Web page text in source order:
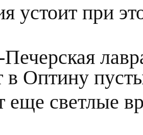
устоит при
в Оптину
еще светлые